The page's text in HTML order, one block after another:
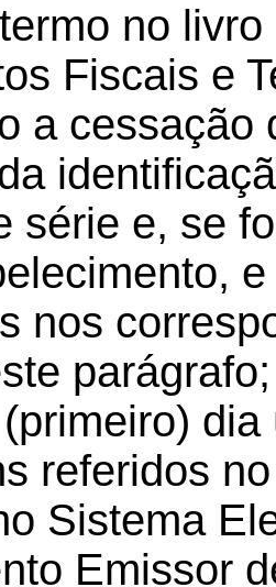
no
Fiscais e
a cessação
série e, se
nos
parágrafo;
referidos
Sistema
Emissor